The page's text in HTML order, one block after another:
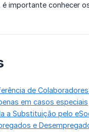
importante conhecer
de
em casos especiais
a Substituição pelo
e